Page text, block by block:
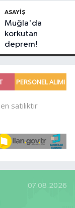
ASAYIŞ
Muğla'da
korkutan
deprem!
07.08.2026